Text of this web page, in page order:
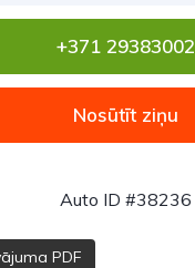
+371 29383002
Nosūtīt ziņu
Auto ID #38236
PDF